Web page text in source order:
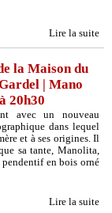
Lire la suite
la Maison du
| Mano
20h30
avec un nouveau
dans lequel
et à ses origines. Il
sa tante, Manolita,
en bois orné
Lire la suite